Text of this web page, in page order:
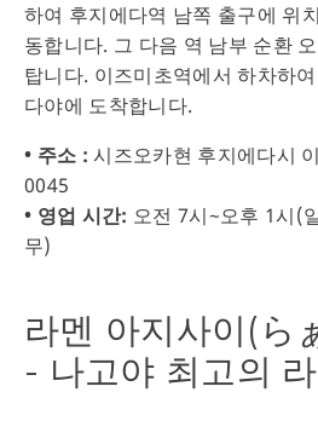
하여 후지에다역 남쪽 출구에 위
동합니다. 그 다음 역 남부 순환
탑니다. 이즈미초역에서 하차하
다야에 도착합니다.
• 주소 : 시즈오카현 후지에다시
0045
• 영업 시간: 오전 7시~오후 1시(
무)
라멘 아지사이(ら
- 나고야 최고의